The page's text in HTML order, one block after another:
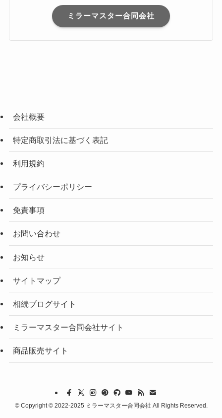
ミラーマスター合同会社
会社概要
特定商取引法に基づく表記
利用規約
プライバシーポリシー
免責事項
お問い合わせ
お知らせ
サイトマップ
相続ブログサイト
ミラーマスター合同会社サイト
商品販売サイト
©Copyright © 2022-2025 ミラーマスター合同会社 All Rights Reserved.